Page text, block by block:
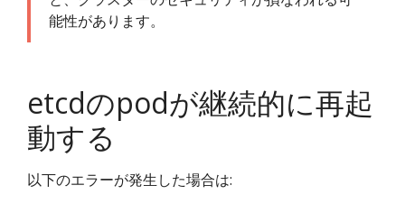
能性があります。
etcdのpodが継続的に再起
動する
以下のエラーが発生した場合は: